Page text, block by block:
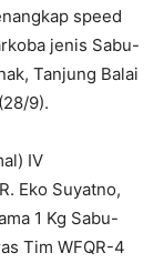
speed
jenis Sabu-
Tanjung Balai
9).
IV
Eko Suyatno,
1 Kg Sabu-
Tim WFQR-4